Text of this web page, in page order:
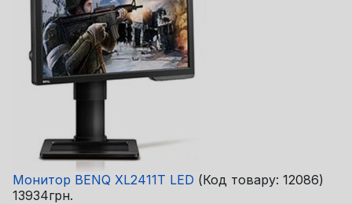
Монитор BENQ XL2411T LED (Код товару: 12086)
13934грн.